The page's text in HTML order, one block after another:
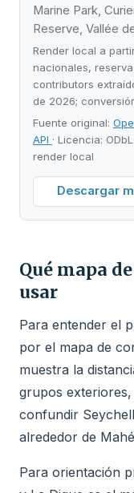
Marine Park,
Reserve, Vallée
Render local a
nacionales,
contributors
de 2026;
Fuente original:
API · Licencia:
render local
Descargar
Qué mapa
usar
Para entender el
por el mapa de
muestra la
grupos
confundir
alrededor de
Para orientación